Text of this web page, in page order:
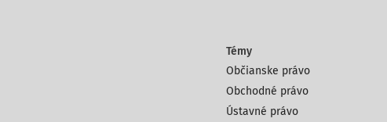
Témy
Občianske právo
Obchodné právo
Ústavné právo